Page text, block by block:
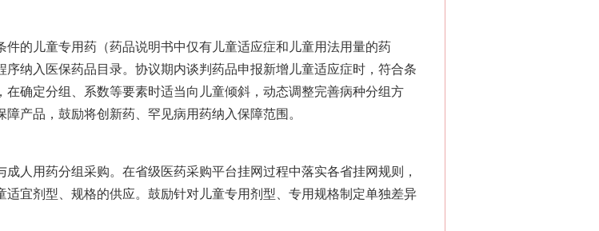
的儿童专用药（药品说明书中仅有儿童适应症和儿童用法用量的药
纳入医保药品目录。协议期内谈判药品申报新增儿童适应症时，符合条
确定分组、系数等要素时适当向儿童倾斜，动态调整完善病种分组方
产品，鼓励将创新药、罕见病用药纳入保障范围。
用药分组采购。在省级医药采购平台挂网过程中落实各省挂网规则，
宜剂型、规格的供应。鼓励针对儿童专用剂型、专用规格制定单独差异